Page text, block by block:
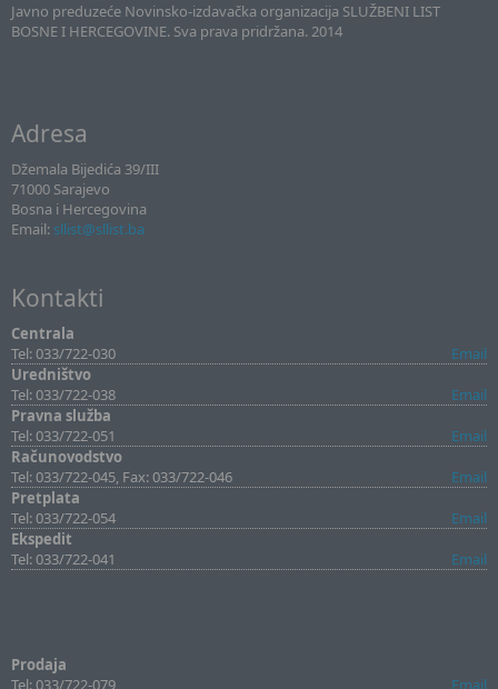
Javno preduzeće Novinsko-izdavačka organizacija SLUŽBENI LIST
BOSNE I HERCEGOVINE. Sva prava pridržana. 2014
Adresa
Džemala Bijedića 39/III
71000 Sarajevo
Bosna i Hercegovina
Email: sllist@sllist.ba
Kontakti
Centrala
Tel: 033/722-030
Email
Uredništvo
Tel: 033/722-038
Email
Pravna služba
Tel: 033/722-051
Email
Računovodstvo
Tel: 033/722-045, Fax: 033/722-046
Email
Pretplata
Tel: 033/722-054
Email
Ekspedit
Tel: 033/722-041
Email
Prodaja
Tel: 033/722-079
Email